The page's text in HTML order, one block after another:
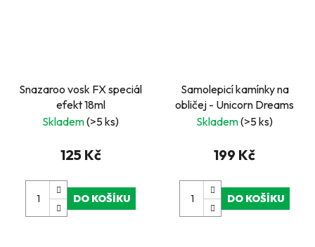
Snazaroo vosk FX speciál
efekt 18ml
Skladem(>5 ks)
125 Kč
DO KOŠÍKU
Samolepicí kamínky na
obličej - Unicorn Dreams
Skladem(>5 ks)
199 Kč
DO KOŠÍKU